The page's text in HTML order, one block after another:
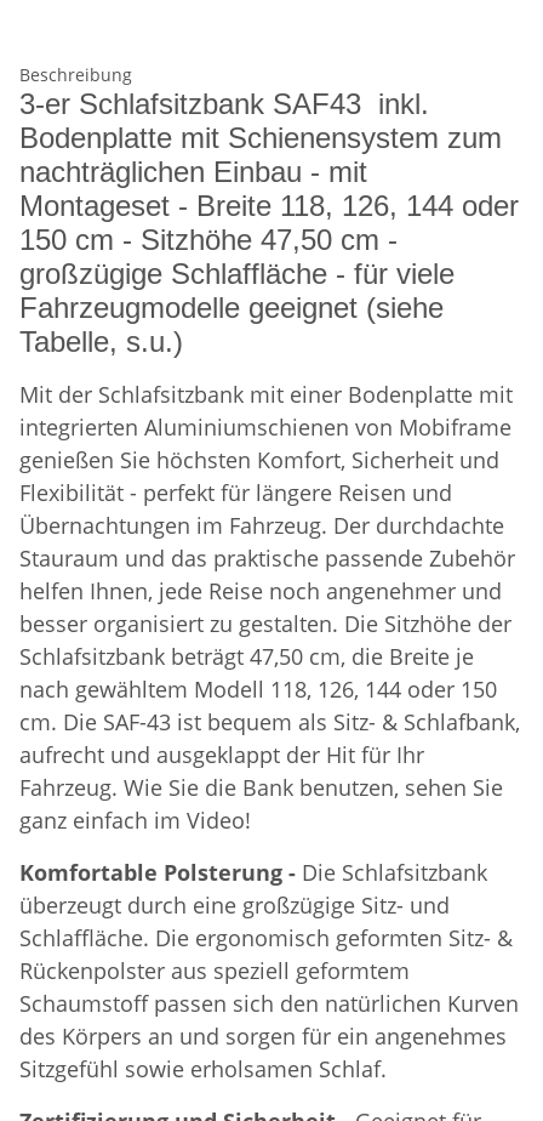
Beschreibung
3-er Schlafsitzbank SAF43 inkl.
Bodenplatte mit Schienensystem zum
nachträglichen Einbau - mit
Montageset - Breite 118, 126, 144 oder
150 cm - Sitzhöhe 47,50 cm -
großzügige Schlaffläche - für viele
Fahrzeugmodelle geeignet (siehe
Tabelle, s.u.)
Mit der Schlafsitzbank mit einer Bodenplatte mit
integrierten Aluminiumschienen von Mobiframe
genießen Sie höchsten Komfort, Sicherheit und
Flexibilität - perfekt für längere Reisen und
Übernachtungen im Fahrzeug. Der durchdachte
Stauraum und das praktische passende Zubehör
helfen Ihnen, jede Reise noch angenehmer und
besser organisiert zu gestalten. Die Sitzhöhe der
Schlafsitzbank beträgt 47,50 cm, die Breite je
nach gewähltem Modell 118, 126, 144 oder 150
cm. Die SAF-43 ist bequem als Sitz- & Schlafbank,
aufrecht und ausgeklappt der Hit für Ihr
Fahrzeug. Wie Sie die Bank benutzen, sehen Sie
ganz einfach im Video!
Komfortable Polsterung - Die Schlafsitzbank
überzeugt durch eine großzügige Sitz- und
Schlaffläche. Die ergonomisch geformten Sitz- &
Rückenpolster aus speziell geformtem
Schaumstoff passen sich den natürlichen Kurven
des Körpers an und sorgen für ein angenehmes
Sitzgefühl sowie erholsamen Schlaf.